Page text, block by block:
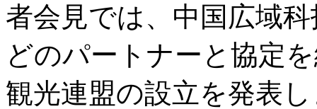
者会見では、中国広域
どのパートナーと協定
観光連盟の設立を発表